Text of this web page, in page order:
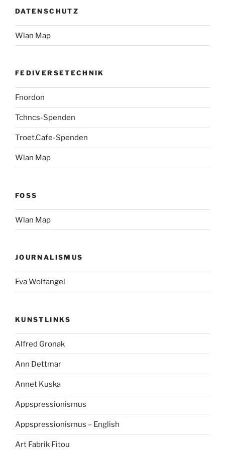
DATENSCHUTZ
Wlan Map
FEDIVERSETECHNIK
Fnordon
Tchncs-Spenden
Troet.Cafe-Spenden
Wlan Map
FOSS
Wlan Map
JOURNALISMUS
Eva Wolfangel
KUNSTLINKS
Alfred Gronak
Ann Dettmar
Annet Kuska
Appspressionismus
Appspressionismus – English
Art Fabrik Fitou